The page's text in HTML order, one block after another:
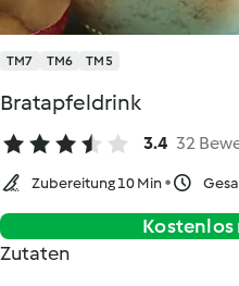
TM7 TM6 TM5
Bratapfeldrink
3.4 32
Zubereitung 10 Min
Zutaten